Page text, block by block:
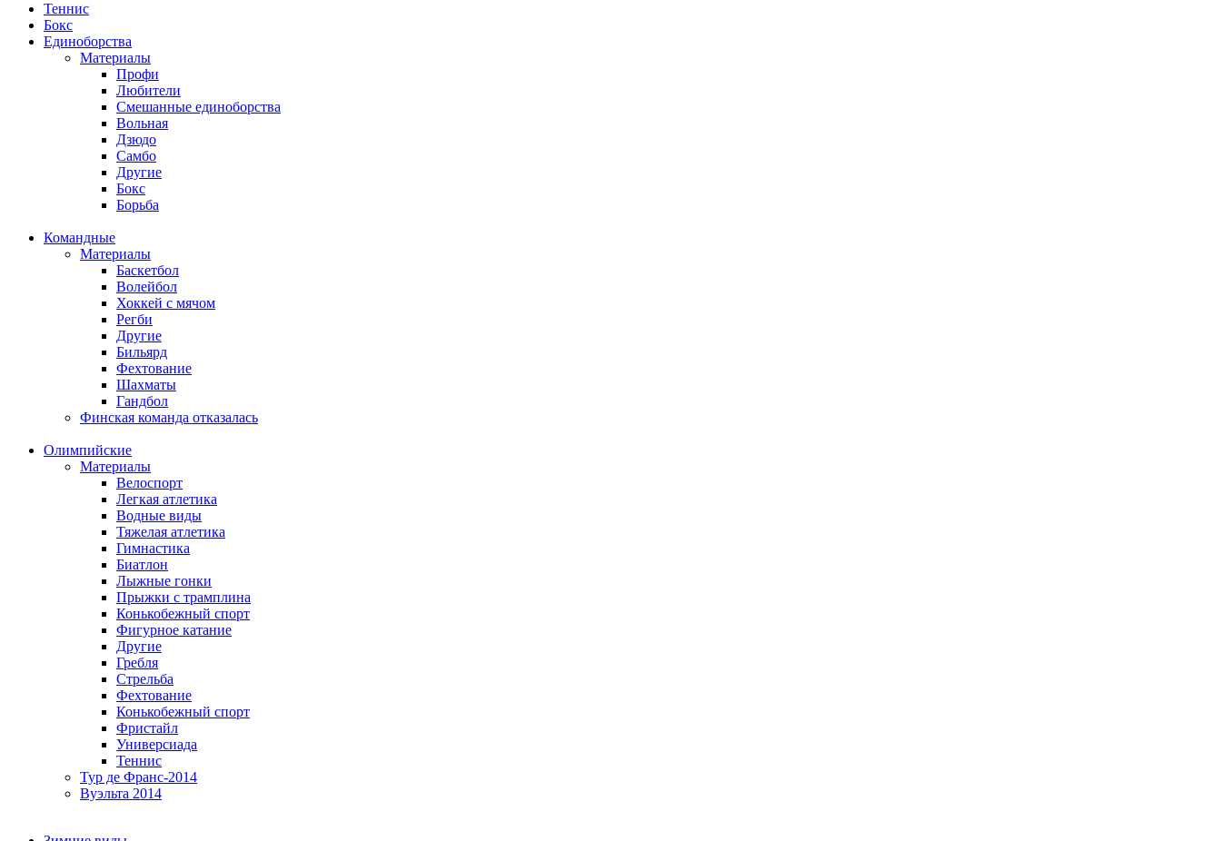
Теннис
Бокс
Единоборства
Материалы
Профи
Любители
Смешанные единоборства
Вольная
Дзюдо
Самбо
Другие
Бокс
Борьба
Командные
Материалы
Баскетбол
Волейбол
Хоккей с мячом
Регби
Другие
Бильярд
Фехтование
Шахматы
Гандбол
Финская команда отказалась
Олимпийские
Материалы
Велоспорт
Легкая атлетика
Водные виды
Тяжелая атлетика
Гимнастика
Биатлон
Лыжные гонки
Прыжки с трамплина
Конькобежный спорт
Фигурное катание
Другие
Гребля
Стрельба
Фехтование
Конькобежный спорт
Фристайл
Универсиада
Теннис
Тур де Франс-2014
Вуэльта 2014